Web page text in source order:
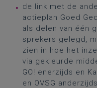
de link met de
actieplan Goed
als delen van één
sprekers gelegd,
zien in hoe het
via gekleurde
GO! enerzijds en
en OVSG